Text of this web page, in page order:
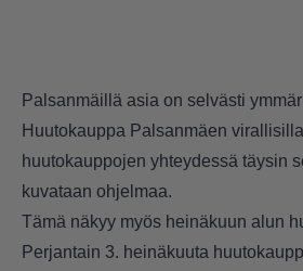
Palsanmäillä asia on selvästi
Huutokauppa Palsanmäen
huutokauppojen yhteydessä täysin
kuvataan ohjelmaa.
Tämä näkyy myös heinäkuun alun
Perjantain 3. heinäkuuta